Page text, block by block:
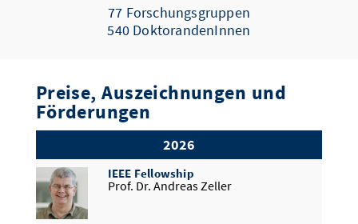
77 Forschungsgruppen
540 DoktorandenInnen
Preise, Auszeichnungen und
Förderungen
2026
IEEE Fellowship
Prof. Dr. Andreas Zeller